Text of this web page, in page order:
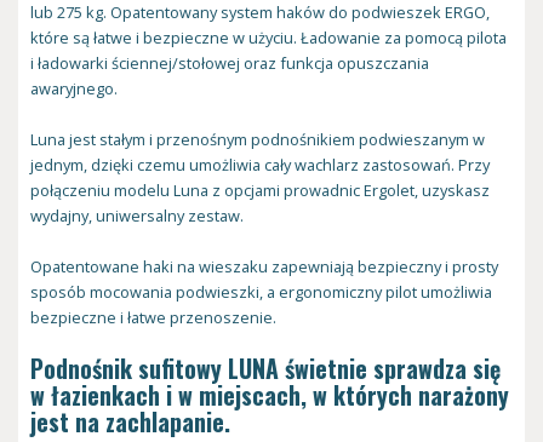
lub 275 kg. Opatentowany system haków do podwieszek ERGO,
które są łatwe i bezpieczne w użyciu. Ładowanie za pomocą pilota
i ładowarki ściennej/stołowej oraz funkcja opuszczania
awaryjnego.
Luna jest stałym i przenośnym podnośnikiem podwieszanym w
jednym, dzięki czemu umożliwia cały wachlarz zastosowań. Przy
połączeniu modelu Luna z opcjami prowadnic Ergolet, uzyskasz
wydajny, uniwersalny zestaw.
Opatentowane haki na wieszaku zapewniają bezpieczny i prosty
sposób mocowania podwieszki, a ergonomiczny pilot umożliwia
bezpieczne i łatwe przenoszenie.
Podnośnik sufitowy LUNA świetnie sprawdza się
w łazienkach i w miejscach, w których narażony
jest na zachlapanie.